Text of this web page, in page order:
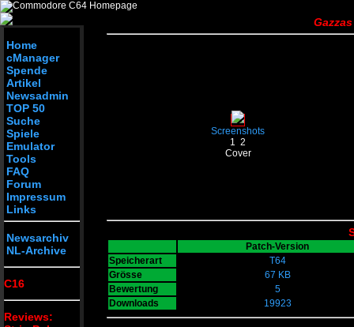
Home
cManager
Spende
Artikel
Newsadmin
TOP 50
Suche
Spiele
Emulator
Tools
FAQ
Forum
Impressum
Links
Newsarchiv
NL-Archive
C16
Reviews:
Screenshots
1 2
Cover
Patch-Version
Speicherart
T64
Grösse
67 KB
Bewertung
5
Downloads
19923